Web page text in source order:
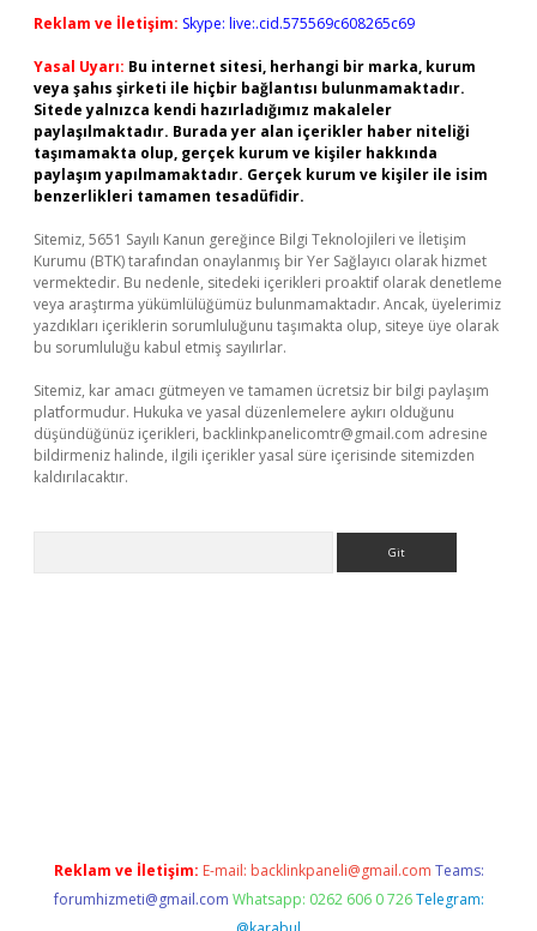
Reklam ve İletişim: Skype: live:.cid.575569c608265c69
Yasal Uyarı: Bu internet sitesi, herhangi bir marka, kurum
veya şahıs şirketi ile hiçbir bağlantısı bulunmamaktadır.
Sitede yalnızca kendi hazırladığımız makaleler
paylaşılmaktadır. Burada yer alan içerikler haber niteliği
taşımamakta olup, gerçek kurum ve kişiler hakkında
paylaşım yapılmamaktadır. Gerçek kurum ve kişiler ile isim
benzerlikleri tamamen tesadüfidir.
Sitemiz, 5651 Sayılı Kanun gereğince Bilgi Teknolojileri ve İletişim
Kurumu (BTK) tarafından onaylanmış bir Yer Sağlayıcı olarak hizmet
vermektedir. Bu nedenle, sitedeki içerikleri proaktif olarak denetleme
veya araştırma yükümlülüğümüz bulunmamaktadır. Ancak, üyelerimiz
yazdıkları içeriklerin sorumluluğunu taşımakta olup, siteye üye olarak
bu sorumluluğu kabul etmiş sayılırlar.
Sitemiz, kar amacı gütmeyen ve tamamen ücretsiz bir bilgi paylaşım
platformudur. Hukuka ve yasal düzenlemelere aykırı olduğunu
düşündüğünüz içerikleri, backlinkpanelicomtr@gmail.com adresine
bildirmeniz halinde, ilgili içerikler yasal süre içerisinde sitemizden
kaldırılacaktır.
Reklam ve İletişim: E-mail: backlinkpaneli@gmail.com Teams:
forumhizmeti@gmail.com Whatsapp: 0262 606 0 726 Telegram: